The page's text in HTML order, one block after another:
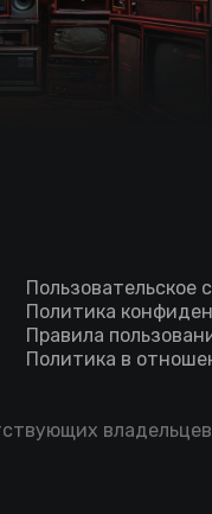
Пользовательское
Политика
Правила
Политика в